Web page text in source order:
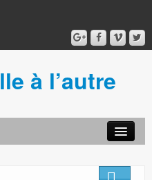
à l’autre